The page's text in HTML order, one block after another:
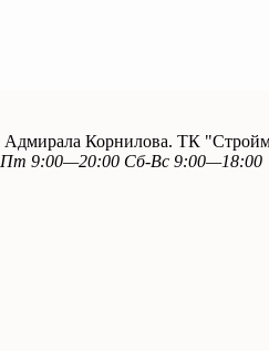
Корнилова. ТК
9:00—20:00 Сб-Вс 9:00—18:00